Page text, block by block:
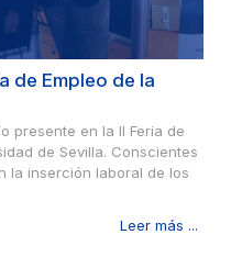
de Empleo de la
presente en la II Feria de
de Sevilla. Conscientes
la inserción laboral de los
Leer más ...